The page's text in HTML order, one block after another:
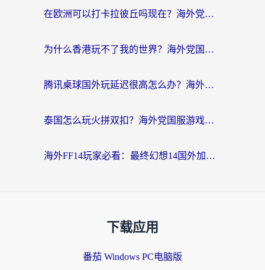
在欧洲可以打卡拉彼丘吗现在？海外党国服游戏加速器终极避坑指南
为什么香港玩不了我的世界？海外党国服游戏加速终极解决方案
腾讯桌球国外玩延迟很高怎么办？海外党亲测有效的国服游戏加速指南
泰国怎么玩火拼双扣？海外党国服游戏加速终极指南（附暗区突围植物大战僵尸实测）
海外FF14玩家必看：最终幻想14国外加速器下载安装全攻略+卡顿解决秘籍
下载应用
番茄 Windows PC电脑版